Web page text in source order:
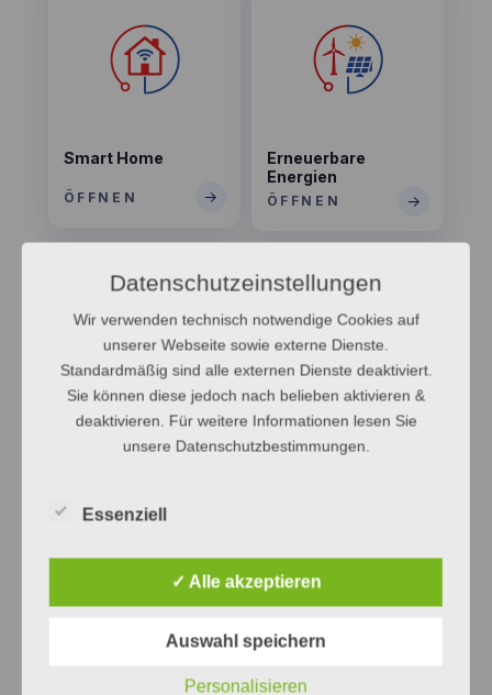
Smart Home
ÖFFNEN →
Erneuerbare
Energien
ÖFFNEN →
Mein Konto Kontakt
Gut zu wissen
in der Erprobungsphase
Kreis Ostholstein sowie in Lübeck und
Datenschutzeinstellungen
Wir verwenden technisch notwendige Cookies auf
unserer Webseite sowie externe Dienste.
Standardmäßig sind alle externen Dienste deaktiviert.
Sie können diese jedoch nach belieben aktivieren &
deaktivieren. Für weitere Informationen lesen Sie
unsere Datenschutzbestimmungen.
Essenziell
✓ Alle akzeptieren
Auswahl speichern
Personalisieren